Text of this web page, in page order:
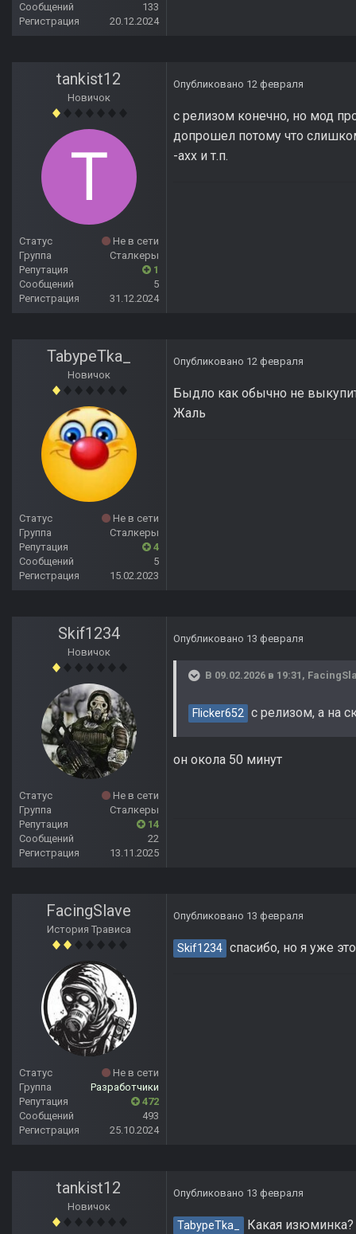
Сообщений
133
Регистрация
20.12.2024
tankist12
Новичок
Статус
Не в сети
Группа
Сталкеры
Репутация
1
Сообщений
5
Регистрация
31.12.2024
Опубликовано 12 февраля
с релизом конечно, но мод
допрошел потому что
-ахх и т.п.
TabypeTka_
Новичок
Статус
Не в сети
Группа
Сталкеры
Репутация
4
Сообщений
5
Регистрация
15.02.2023
Опубликовано 12 февраля
Быдло как обычно не
Жаль
Skif1234
Новичок
Статус
Не в сети
Группа
Сталкеры
Репутация
14
Сообщений
22
Регистрация
13.11.2025
Опубликовано 13 февраля
В 09.02.2026 в 19:31,
Flicker652 с релизом, а на
он окола 50 минут
FacingSlave
История Трависа
Статус
Не в сети
Группа
Разработчики
Репутация
472
Сообщений
493
Регистрация
25.10.2024
Опубликовано 13 февраля
Skif1234 спасибо, но я уже
tankist12
Новичок
Опубликовано 13 февраля
TabypeTka_ Какая